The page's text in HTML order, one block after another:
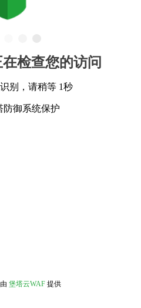
检查您的访问
别，请稍等 1秒
防御系统保护
堡塔云WAF 提供